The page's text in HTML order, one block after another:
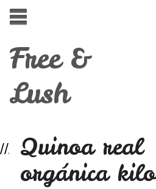
Free &
Lush
Quinoa real
orgánica kilo